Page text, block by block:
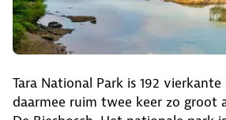
Tara National Park is 192
daarmee ruim twee keer zo groot